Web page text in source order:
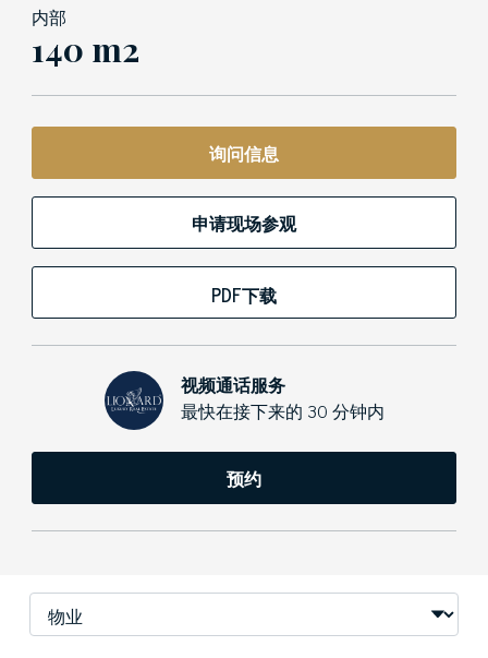
内部
140 m2
询问信息
申请现场参观
PDF下载
视频通话服务
最快在接下来的 30 分钟内
预约